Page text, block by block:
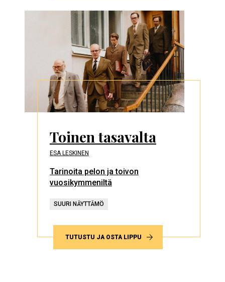
Toinen tasavalta
ESA LESKINEN
Tarinoita pelon ja toivon
vuosikymmeniltä
SUURI NÄYTTÄMÖ
TUTUSTU JA OSTA LIPPU